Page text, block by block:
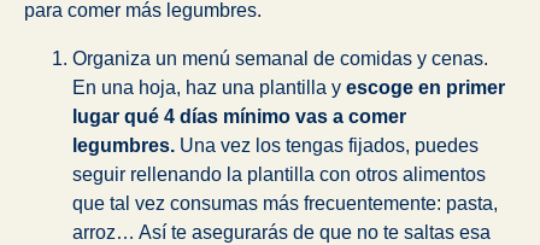
para comer más legumbres.
Organiza un menú semanal de comidas y cenas.
En una hoja, haz una plantilla y escoge en primer
lugar qué 4 días mínimo vas a comer
legumbres. Una vez los tengas fijados, puedes
seguir rellenando la plantilla con otros alimentos
que tal vez consumas más frecuentemente: pasta,
arroz… Así te asegurarás de que no te saltas esa